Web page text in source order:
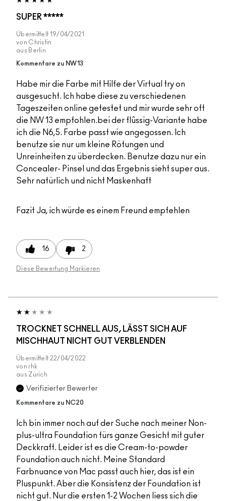
SUPER *****
Übermittelt 19/04/2021
von Christin
aus Berlin
Kommentare zu NW13
Habe mir die Farbe mit Hilfe der Virtual try on
ausgesucht. Ich habe diese zu verschiedenen
Tageszeiten online getestet und mir wurde sehr oft
die NW 13 empfohlen.bei der flûssig-Variante habe
ich die N6,5. Farbe passt wie angegossen. Ich
benutze sie nur um kleine Rötungen und
Unreinheiten zu überdecken. Benutze dazu nur ein
Concealer- Pinsel und das Ergebnis sieht super aus.
Sehr natürlich und nicht Maskenhaft
Fazit Ja, ich würde es einem Freund empfehlen
16 2
Diese Bewertung Markieren
TROCKNET SCHNELL AUS, LÄSST SICH AUF
MISCHHAUT NICHT GUT VERBLENDEN
Übermittelt 22/04/2022
von rhk
aus Zürich
Verifizierter Bewerter
Kommentare zu NC20
Ich bin immer noch auf der Suche nach meiner Non-
plus-ultra Foundation fürs ganze Gesicht mit guter
Deckkraft. Leider ist es die Cream-to-powder
Foundation auch nicht. Meine Standard
Farbnuance von Mac passt auch hier, das ist ein
Pluspunkt. Aber die Konsistenz der Foundation ist
nicht gut. Nur die ersten 1-2 Wochen liess sich die